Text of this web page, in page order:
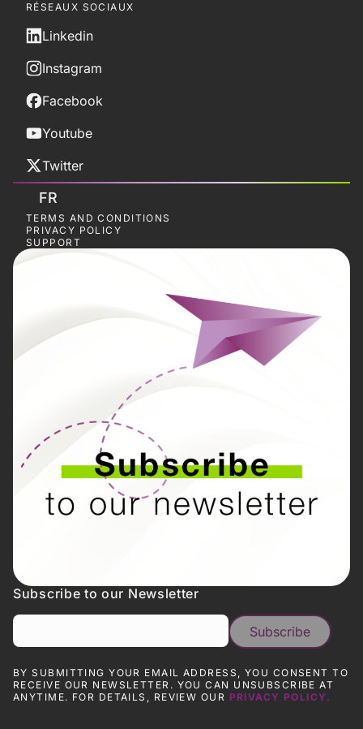
RÉSEAUX SOCIAUX
Linkedin
Instagram
Facebook
Youtube
Twitter
FR
TERMS AND CONDITIONS
PRIVACY POLICY
SUPPORT
Subscribe to our Newsletter
BY SUBMITTING YOUR EMAIL ADDRESS, YOU CONSENT TO
RECEIVE OUR NEWSLETTER. YOU CAN UNSUBSCRIBE AT
ANYTIME. FOR DETAILS, REVIEW OUR PRIVACY POLICY.